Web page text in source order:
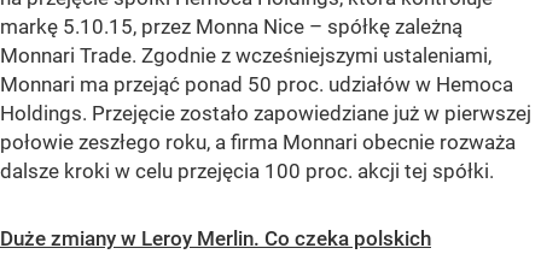
markę 5.10.15, przez Monna Nice – spółkę zależną
Monnari Trade. Zgodnie z wcześniejszymi ustaleniami,
Monnari ma przejąć ponad 50 proc. udziałów w Hemoca
Holdings. Przejęcie zostało zapowiedziane już w pierwszej
połowie zeszłego roku, a firma Monnari obecnie rozważa
dalsze kroki w celu przejęcia 100 proc. akcji tej spółki.
Duże zmiany w Leroy Merlin. Co czeka polskich